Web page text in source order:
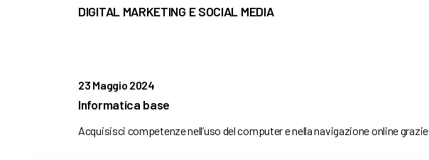
DIGITAL MARKETING E SOCIAL MEDIA
23 Maggio 2024
Informatica base
Acquisisci competenze nell’uso del computer e nella navigazione online grazie